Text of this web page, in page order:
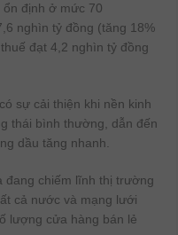
định ở mức 70
nghìn tỷ đồng (tăng 18%
đạt 4,2 nghìn tỷ đồng
sự cải thiện khi nền kinh
thái bình thường, dẫn đến
dầu tăng nhanh.
đang chiếm lĩnh thị trường
cả nước và mạng lưới
lượng cửa hàng bán lẻ